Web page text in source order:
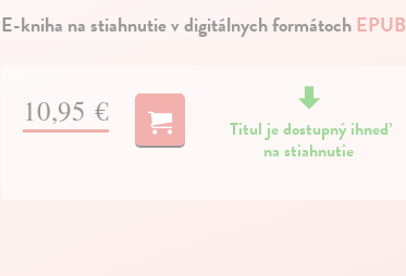
E-kniha na stiahnutie v digitálnych formátochEPUB
10,95 €
Titul je dostupný ihneď
na stiahnutie